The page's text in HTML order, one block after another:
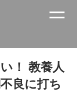
！ 教養人
良に打ち